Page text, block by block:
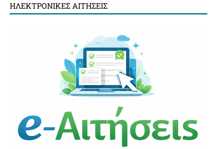
ΗΛΕΚΤΡΟΝΙΚΈΣ ΑΙΤΉΣΕΙΣ